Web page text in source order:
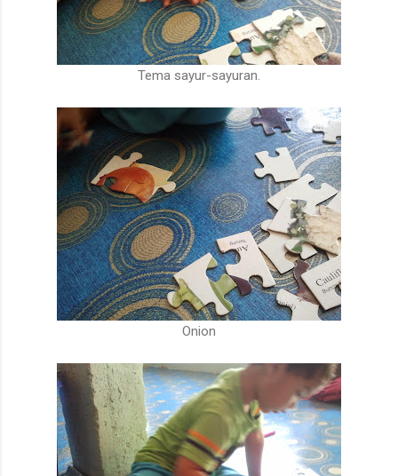
Tema sayur-sayuran.
Onion